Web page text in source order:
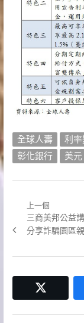
全球人壽 利率
彰化銀行
美元
章
導
覽
上一個
Previous
post:
三商美邦公益
分享詐騙園區